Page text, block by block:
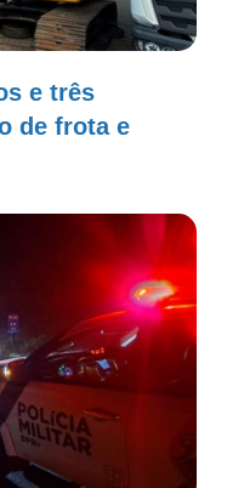
e três
de frota e